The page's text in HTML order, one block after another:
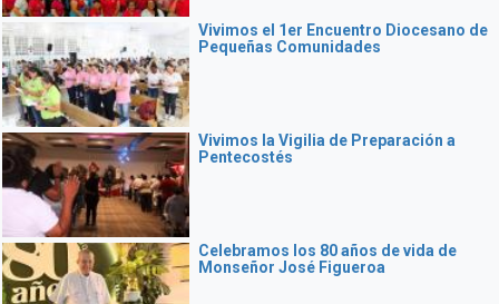
Vivimos el 1er Encuentro Diocesano de
Pequeñas Comunidades
Vivimos la Vigilia de Preparación a
Pentecostés
Celebramos los 80 años de vida de
Monseñor José Figueroa